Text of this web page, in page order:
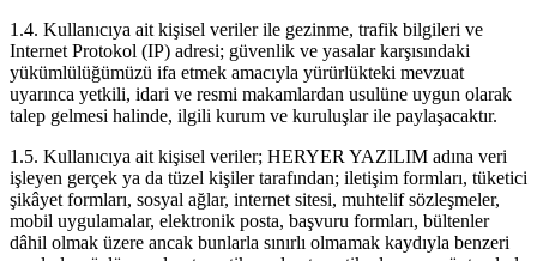
1.4. Kullanıcıya ait kişisel veriler ile gezinme, trafik bilgileri ve
Internet Protokol (IP) adresi; güvenlik ve yasalar karşısındaki
yükümlülüğümüzü ifa etmek amacıyla yürürlükteki mevzuat
uyarınca yetkili, idari ve resmi makamlardan usulüne uygun olarak
talep gelmesi halinde, ilgili kurum ve kuruluşlar ile paylaşacaktır.
1.5. Kullanıcıya ait kişisel veriler; HERYER YAZILIM adına veri
işleyen gerçek ya da tüzel kişiler tarafından; iletişim formları, tüketici
şikâyet formları, sosyal ağlar, internet sitesi, muhtelif sözleşmeler,
mobil uygulamalar, elektronik posta, başvuru formları, bültenler
dâhil olmak üzere ancak bunlarla sınırlı olmamak kaydıyla benzeri